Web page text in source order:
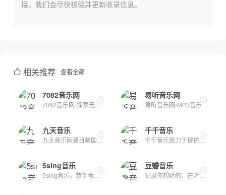
接，我们会尽快核验并更新收录信息。
相关推荐 查看全部
7082音乐网
7082音乐网-探索无限音乐领域，汇聚众多原创音乐人与优质原创作...
易听音乐网
易听音乐网-MP3音乐免费下载，MP4下载,歌词大全，流行音乐，网...
九天音乐
九天音乐网是目前国内最悠久的音乐服务品牌，为用户提供高品质...
千千音乐
千千音乐致力于提供更专业、更懂你的「场景音乐」，打造一款个...
5sing音乐
5sing音乐，数字音乐网站，汇集了大量的网络歌手的原创音乐歌曲...
豆瓣音乐
记录你想听的、在听和听过的唱片，顺便打分、添加标签及个人附...